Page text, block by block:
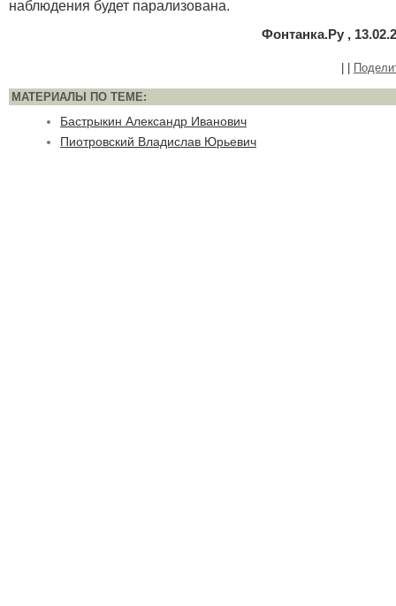
наблюдения будет парализована.
Фонтанка.Ру ,
МАТЕРИАЛЫ ПО ТЕМЕ:
Бастрыкин Александр Иванович
Пиотровский Владислав Юрьевич